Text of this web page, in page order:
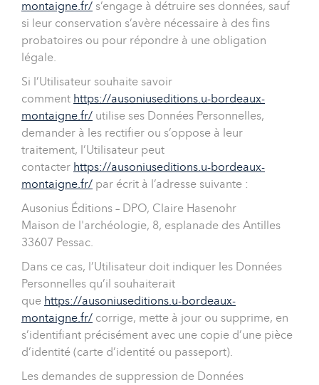
montaigne.fr/ s’engage à détruire ses données, sauf
si leur conservation s’avère nécessaire à des fins
probatoires ou pour répondre à une obligation
légale.
Si l’Utilisateur souhaite savoir
comment https://ausoniuseditions.u-bordeaux-
montaigne.fr/ utilise ses Données Personnelles,
demander à les rectifier ou s’oppose à leur
traitement, l’Utilisateur peut
contacter https://ausoniuseditions.u-bordeaux-
montaigne.fr/ par écrit à l’adresse suivante :
Ausonius Éditions – DPO, Claire Hasenohr
Maison de l'archéologie, 8, esplanade des Antilles
33607 Pessac.
Dans ce cas, l’Utilisateur doit indiquer les Données
Personnelles qu’il souhaiterait
que https://ausoniuseditions.u-bordeaux-
montaigne.fr/ corrige, mette à jour ou supprime, en
s’identifiant précisément avec une copie d’une pièce
d’identité (carte d’identité ou passeport).
Les demandes de suppression de Données